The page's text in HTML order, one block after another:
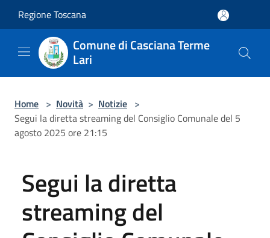
Regione Toscana
Comune di Casciana Terme
Lari
Home > Novità > Notizie >
Segui la diretta streaming del Consiglio Comunale del 5
agosto 2025 ore 21:15
Segui la diretta
streaming del